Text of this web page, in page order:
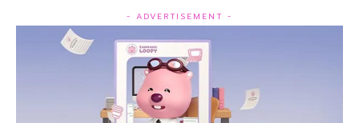
- ADVERTISEMENT -